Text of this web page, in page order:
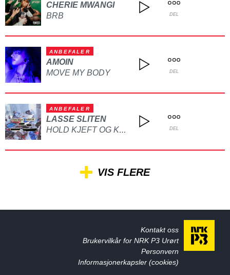
CHERIE MWANGI
BRB
DEL
ANBEFALER
AMOIN
MOVE MY BODY
DEL
ANBEFALER
LASSE SLITEN
HOLD KJEFT OG KYSS MEG DEL
VIS FLERE
Kontakt oss
Brukervilkår for NRK P3 Urørt
Personvern
Informasjonerkapsler (cookies)